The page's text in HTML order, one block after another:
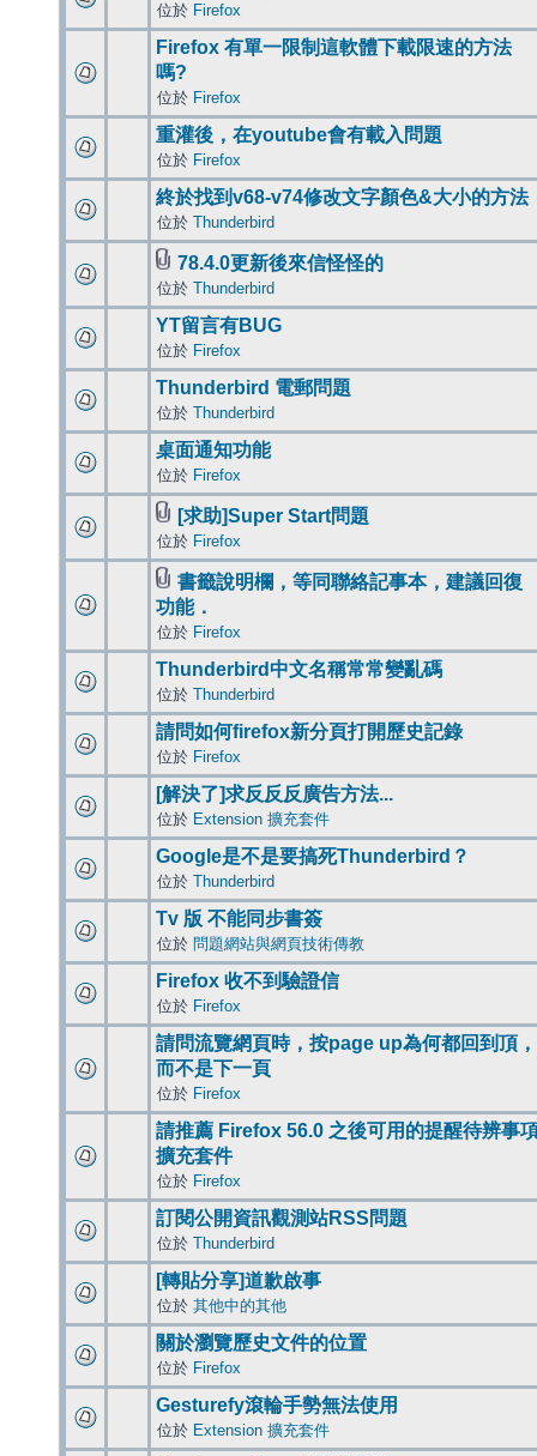
位於 Firefox
Firefox 有單一限制這軟體下載限速的方法
嗎?
位於 Firefox
重灌後，在youtube會有載入問題
位於 Firefox
終於找到v68-v74修改文字顏色&大小的方法
位於 Thunderbird
78.4.0更新後來信怪怪的
位於 Thunderbird
YT留言有BUG
位於 Firefox
Thunderbird 電郵問題
位於 Thunderbird
桌面通知功能
位於 Firefox
[求助]Super Start問題
位於 Firefox
書籤說明欄，等同聯絡記事本，建議回復
功能．
位於 Firefox
Thunderbird中文名稱常常變亂碼
位於 Thunderbird
請問如何firefox新分頁打開歷史記錄
位於 Firefox
[解決了]求反反反廣告方法...
位於 Extension 擴充套件
Google是不是要搞死Thunderbird？
位於 Thunderbird
Tv 版 不能同步書簽
位於 問題網站與網頁技術傳教
Firefox 收不到驗證信
位於 Firefox
請問流覽網頁時，按page up為何都回到頂，
而不是下一頁
位於 Firefox
請推薦 Firefox 56.0 之後可用的提醒待辨事
擴充套件
位於 Firefox
訂閱公開資訊觀測站RSS問題
位於 Thunderbird
[轉貼分享]道歉啟事
位於 其他中的其他
關於瀏覽歷史文件的位置
位於 Firefox
Gesturefy滾輪手勢無法使用
位於 Extension 擴充套件